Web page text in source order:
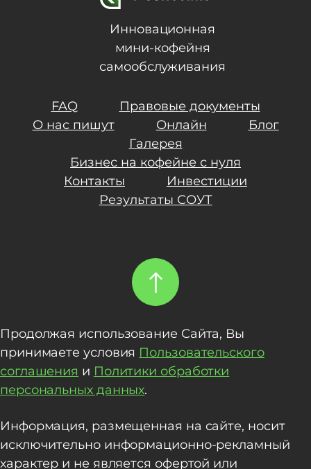
Инновационная
мини-кофейня
самообслуживания
FAQ
Правовые документы
О нас пишут
Онлайн
Блог
Галерея
Бизнес на кофейне с нуля
Контакты
Инвестиции
Результаты СОУТ
Продолжая использование Сайта, Вы
принимаете условия Пользовательского
соглашения и Политики обработки
персональных данных.
Информация, размещенная на сайте, носит
исключительно информационно-рекламный
характер и не является офертой или